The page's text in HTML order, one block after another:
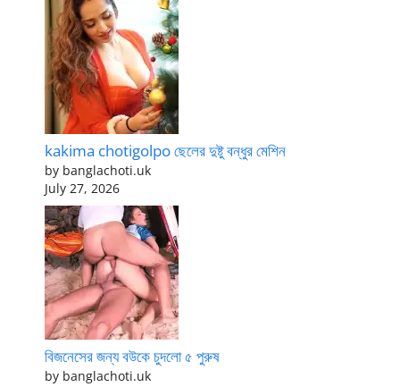
kakima chotigolpo ছেলের দুষ্টু বন্ধুর মেশিন
by banglachoti.uk
July 27, 2026
বিজনেসের জন্য বউকে চুদলো ৫ পুরুষ
by banglachoti.uk